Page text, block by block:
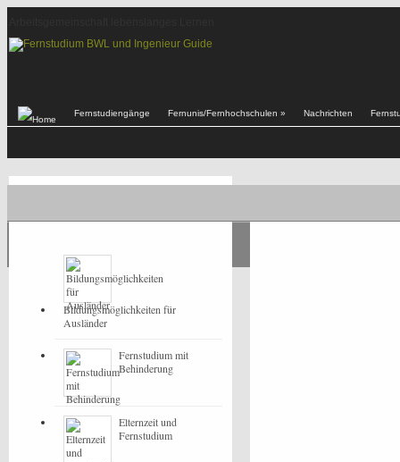
Fernstudiengänge Fernunis/Fernhochschulen » Nachrichten
Bildungsmöglichkeiten für
Ausländer
Fernstudium mit
Behinderung
Elternzeit und
Fernstudium